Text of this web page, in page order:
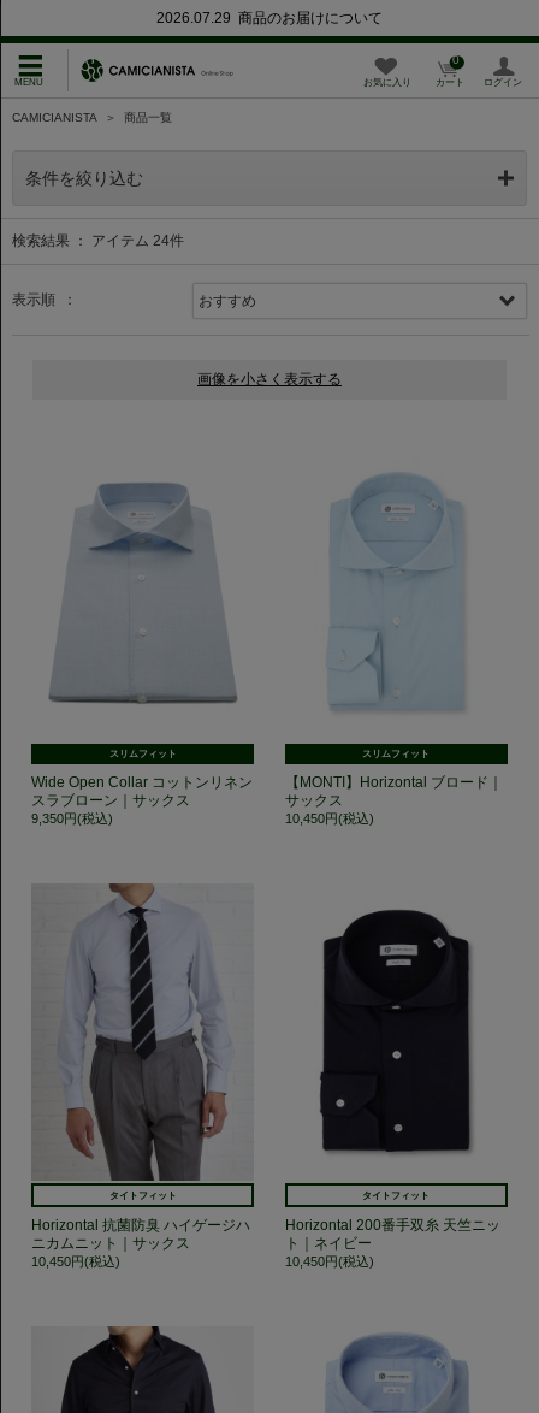
2026.07.29 商品のお届けについて
お気に入り カート
0
ログイン
CAMICIANISTA ＞ 商品一覧
条件を絞り込む
検索結果 ： アイテム 24件
表示順 ：
スリムフィット
Wide Open Collar コットンリネン
スラブローン｜サックス
9,350円(税込)
スリムフィット
【MONTI】Horizontal ブロード｜
サックス
10,450円(税込)
タイトフィット
Horizontal 抗菌防臭 ハイゲージハ
ニカムニット｜サックス
10,450円(税込)
タイトフィット
Horizontal 200番手双糸 天竺ニッ
ト｜ネイビー
10,450円(税込)